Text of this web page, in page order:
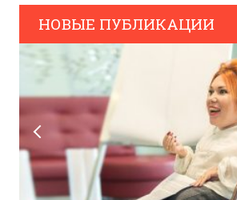
НОВЫЕ ПУБЛИКАЦИИ